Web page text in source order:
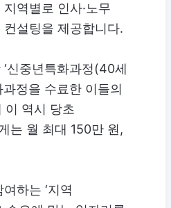
역별로 인사·노무
설팅을 제공합니다.
신중년특화과정(40세
정을 수료한 이들의
이 역시 당초
는 월 최대 150만 원,
하는 ‘지역